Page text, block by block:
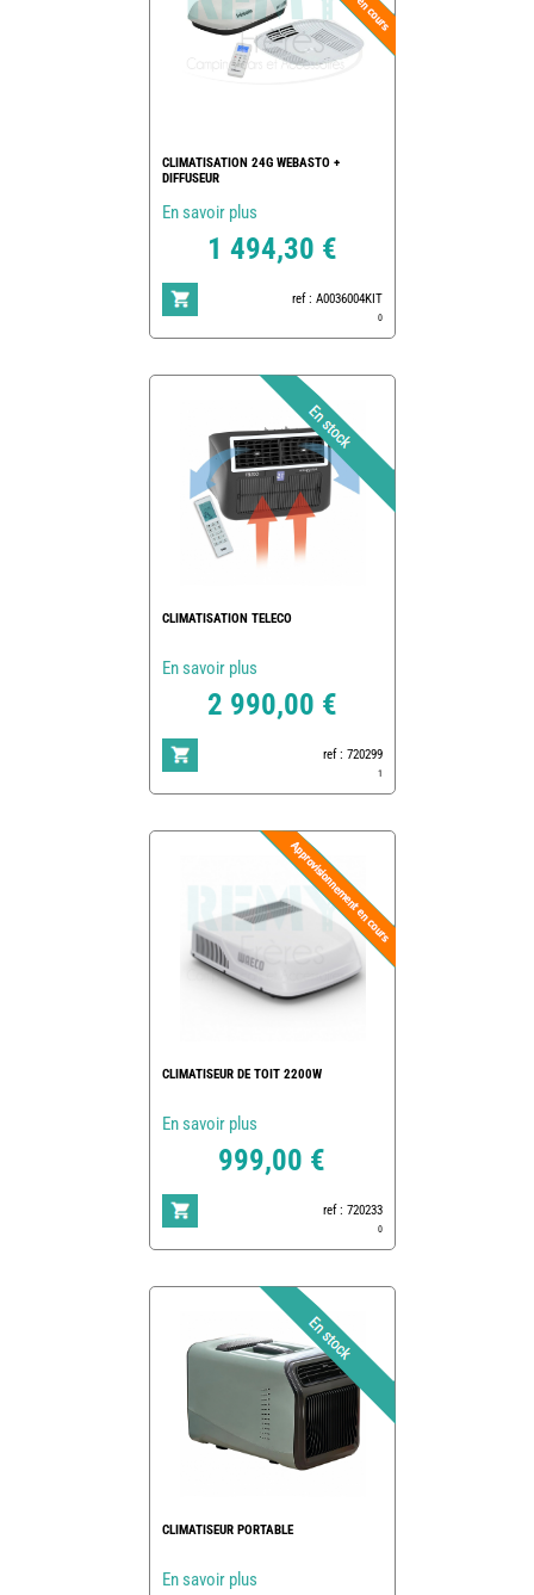
CLIMATISATION 24G WEBASTO +
DIFFUSEUR
En savoir plus
1 494,30 €
ref : A0036004KIT
0
CLIMATISATION TELECO
En savoir plus
2 990,00 €
ref : 720299
1
CLIMATISEUR DE TOIT 2200W
En savoir plus
999,00 €
ref : 720233
0
CLIMATISEUR PORTABLE
En savoir plus